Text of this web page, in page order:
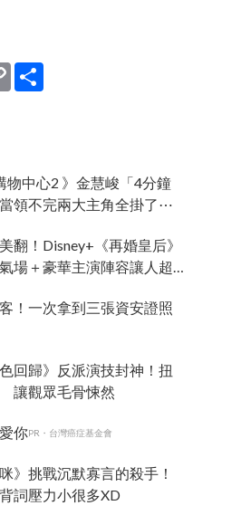
Copy
Link
物中心2 》金慧峻「4分鐘
領不完兩大主角全掛了⋯
翻！Disney+《再婚皇后》
場＋豪華主演陣容讓人超
！一次拿到三張資安證照
回歸》反派演技封神！扭
讓觀眾毛骨悚然
你PR・台灣癌症基金會
》挑戰沉默寡言的殺手！
詞壓力小很多XD